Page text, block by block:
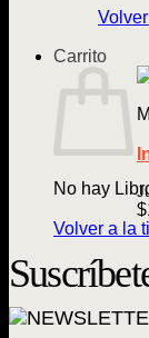
Carrito
No hay
Volver a la
$